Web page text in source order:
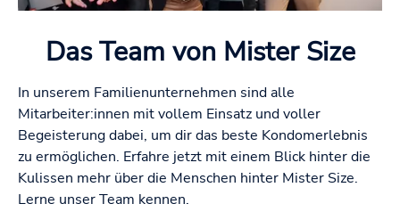
Das Team von Mister Size
In unserem Familienunternehmen sind alle
Mitarbeiter:innen mit vollem Einsatz und voller
Begeisterung dabei, um dir das beste Kondomerlebnis
zu ermöglichen. Erfahre jetzt mit einem Blick hinter die
Kulissen mehr über die Menschen hinter Mister Size.
Lerne unser Team kennen.